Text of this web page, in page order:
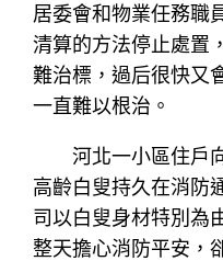
居委會和物業任務職
清算的方法停止處置
難治標，過后很快又
一直難以根治。
河北一小區住戶
高齡白叟持久在消防
司以白叟身材特別為
整天擔心消防平安，